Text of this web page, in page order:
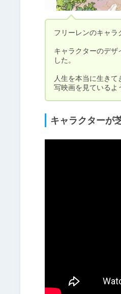
フリーレンのキャラ
キャラクターのデ
した。
人生を本当に生き
写映画を見ているよ
キャラクターが